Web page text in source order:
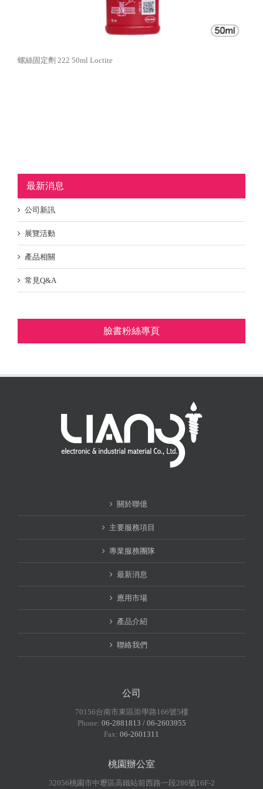
螺絲固定劑 222 50ml Loctite
最新消息
公司新訊
展覽活動
產品相關
常見Q&A
臉書粉絲專頁
關於聯億
主要服務項目
專業服務團隊
最新消息
應用市場
產品介紹
聯絡我們
公司
70156台南市東區崇學路166號5樓
Phone: 06-2881813 / 06-2603955
Fax: 06-2601311
桃園辦公室
32056桃園市中壢區高鐵站前西路一段286號16F-2